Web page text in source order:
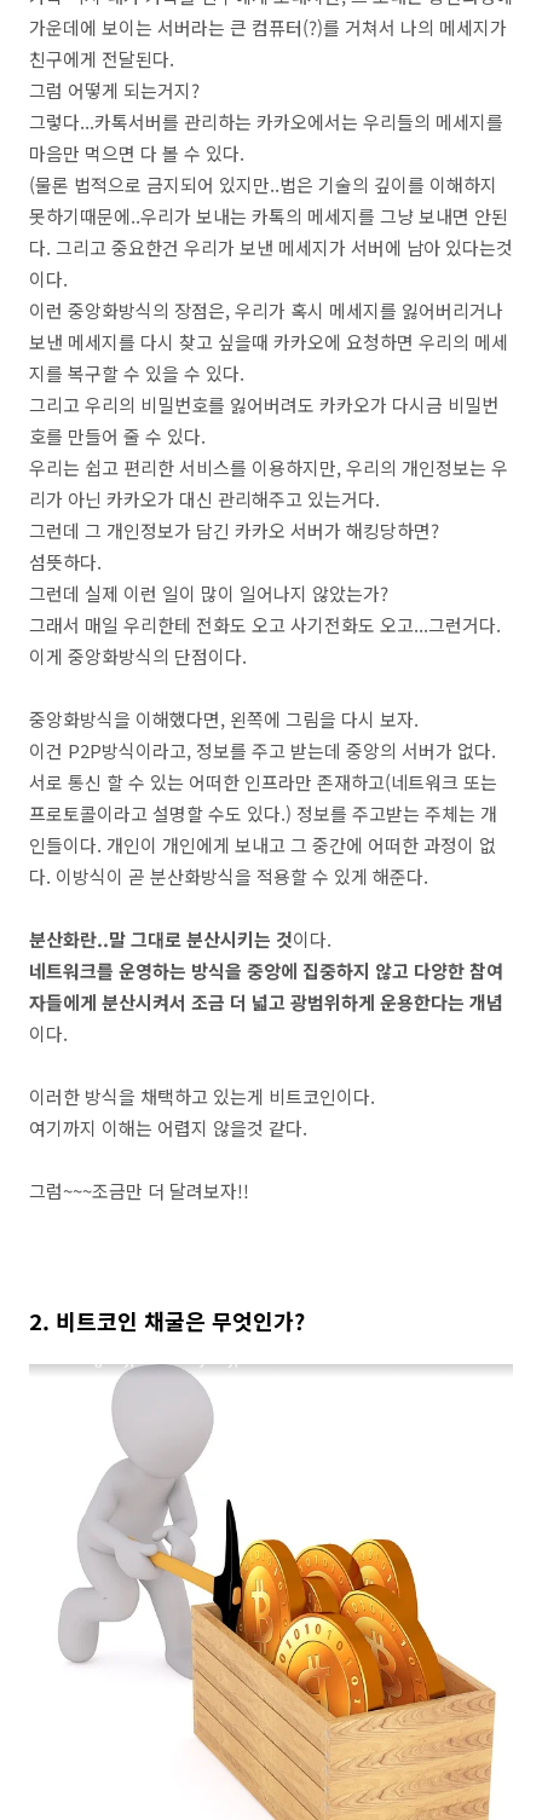
가운데에 보이는 서버라는 큰 컴퓨터(?)를 거쳐서 나의 메세지가
친구에게 전달된다.
그럼 어떻게 되는거지?
그렇다...카톡서버를 관리하는 카카오에서는 우리들의 메세지를
마음만 먹으면 다 볼 수 있다.
(물론 법적으로 금지되어 있지만..법은 기술의 깊이를 이해하지
못하기때문에..우리가 보내는 카톡의 메세지를 그냥 보내면 안된
다. 그리고 중요한건 우리가 보낸 메세지가 서버에 남아 있다는것
이다.
이런 중앙화방식의 장점은, 우리가 혹시 메세지를 잃어버리거나
보낸 메세지를 다시 찾고 싶을때 카카오에 요청하면 우리의 메세
지를 복구할 수 있을 수 있다.
그리고 우리의 비밀번호를 잃어버려도 카카오가 다시금 비밀번
호를 만들어 줄 수 있다.
우리는 쉽고 편리한 서비스를 이용하지만, 우리의 개인정보는 우
리가 아닌 카카오가 대신 관리해주고 있는거다.
그런데 그 개인정보가 담긴 카카오 서버가 해킹당하면?
섬뜻하다.
그런데 실제 이런 일이 많이 일어나지 않았는가?
그래서 매일 우리한테 전화도 오고 사기전화도 오고...그런거다.
이게 중앙화방식의 단점이다.
중앙화방식을 이해했다면, 왼쪽에 그림을 다시 보자.
이건 P2P방식이라고, 정보를 주고 받는데 중앙의 서버가 없다.
서로 통신 할 수 있는 어떠한 인프라만 존재하고(네트워크 또는
프로토콜이라고 설명할 수도 있다.) 정보를 주고받는 주체는 개
인들이다. 개인이 개인에게 보내고 그 중간에 어떠한 과정이 없
다. 이방식이 곧 분산화방식을 적용할 수 있게 해준다.
분산화란..말 그대로 분산시키는 것이다.
네트워크를 운영하는 방식을 중앙에 집중하지 않고 다양한 참여
자들에게 분산시켜서 조금 더 넓고 광범위하게 운용한다는 개념
이다.
이러한 방식을 채택하고 있는게 비트코인이다.
여기까지 이해는 어렵지 않을것 같다.
그럼~~~조금만 더 달려보자!!
2. 비트코인 채굴은 무엇인가?